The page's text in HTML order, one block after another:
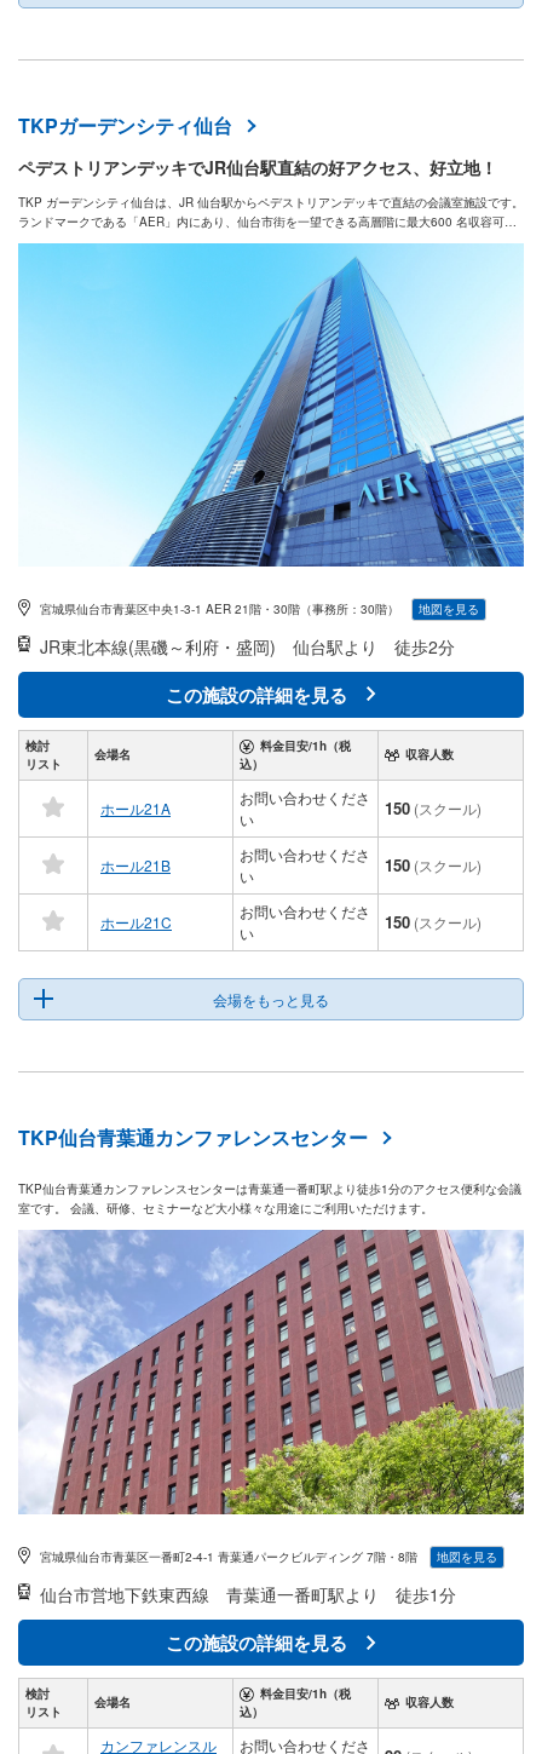
TKPガーデンシティ仙台
ペデストリアンデッキでJR仙台駅直結の好アクセス、好立地！
TKP ガーデンシティ仙台は、JR 仙台駅からペデストリアンデッキで直結の会議室施設です。
ランドマークである「AER」内にあり、仙台市街を一望できる高層階に最大600 名収容可能
な大ホールも備えています。ダウンライト、デザイン性のある内装が整い、会議、研修、セ
ミナー、展示会、パーティー、懇親会など多様な用途に対応しています。
宮城県仙台市青葉区中央1-3-1 AER 21階・30階（事務所：30階） 地図を見る
JR東北本線(黒磯～利府・盛岡) 仙台駅より 徒歩2分
この施設の詳細を見る
検討
リスト
会場名
料金目安/1h（税
込）
収容人数
ホール21A
お問い合わせくださ
い
150 (スクール)
ホール21B
お問い合わせくださ
い
150 (スクール)
ホール21C
お問い合わせくださ
い
150 (スクール)
会場をもっと見る
TKP仙台青葉通カンファレンスセンター
TKP仙台青葉通カンファレンスセンターは青葉通一番町駅より徒歩1分のアクセス便利な会議
室です。 会議、研修、セミナーなど大小様々な用途にご利用いただけます。
宮城県仙台市青葉区一番町2-4-1 青葉通パークビルディング 7階・8階 地図を見る
仙台市営地下鉄東西線 青葉通一番町駅より 徒歩1分
この施設の詳細を見る
検討
リスト
会場名
料金目安/1h（税
込）
収容人数
カンファレンスル お問い合わせくださ